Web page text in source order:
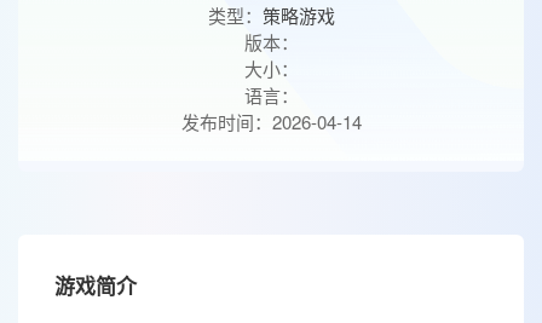
类型： 策略游戏
版本：
大小：
语言：
发布时间：2026-04-14
游戏简介